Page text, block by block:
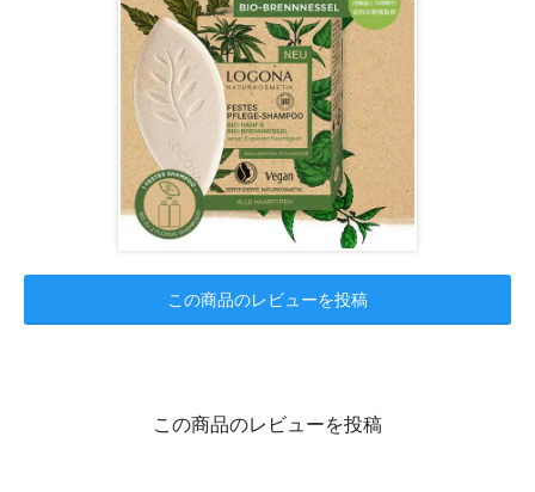
この商品のレビューを投稿
この商品のレビューを投稿